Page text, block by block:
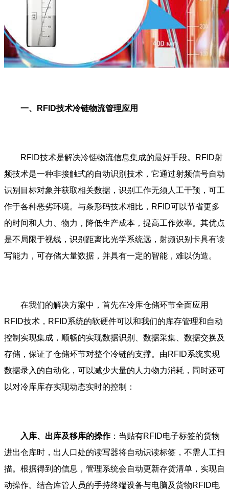
一、RFID技术冷链物流管理应用
RFID技术是解决冷链物流信息集成的最好手段。RFID射
频技术是一种非接触式的自动识别技术，它通过射频信号自动
识别目标对象并获取相关数据，识别工作无须人工干预，可工
作于各种恶劣环境。与条形码技术相比，RFID可以节省更多
的时间和人力、物力，降低生产成本，提高工作效率。其优点
是不局限于视线，识别距离比光学系统远，射频识别卡具有读
写能力，可存储大量数据，并具有一定的智能，难以伪造。
在我们的解决方案中，首先在冷库仓储环节全面应用
RFID技术，RFID系统的软硬件可以和我们的库存管理和自动
控制实现集成，顺畅的实现数据识别、数据采集、数据交换及
存储，保证了仓储环节对整个冷链的支撑。由RFID系统实现
数据录入的自动化，可以减少大量的人力物力消耗，同时还可
以对冷库库存实现动态实时的控制：
入库、出库及移库的操作：当贴有RFID电子标签的货物
进出仓库时，出人口处的读写器将自动识读标签，不需人工扫
描。根据得到的信息，管理系统会自动更新存货清单，实现自
动操作。结合库管人员的手持终端设备与电脑及货物RFID电